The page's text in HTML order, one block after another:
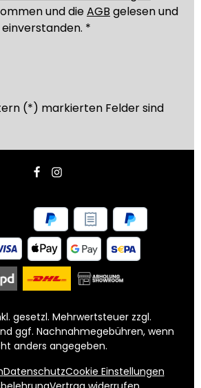
und dieAGB gelesen und
*
(*) markierten Felder sind
gesetzl. Mehrwertsteuer zzgl.
ggf. Nachnahmegebühren, wenn
anders angegeben.
DatenschutzCookie Einstellungen